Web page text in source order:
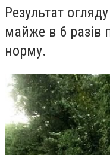
Результат
майже в 6 разів
норму.